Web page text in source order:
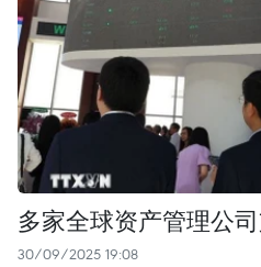
多家全球资产管理公
30/09/2025 19:08